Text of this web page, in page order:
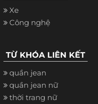
Xe
Công nghệ
TỪ KHÓA LIÊN KẾT
quần jean
quần jean nữ
thời trang nữ